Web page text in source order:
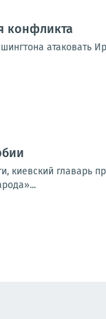
конфликта
атаковать
киевский главарь